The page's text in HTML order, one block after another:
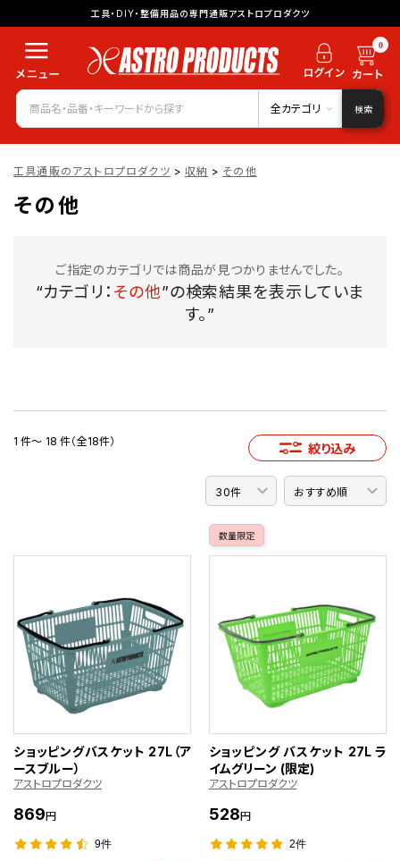
工具・DIY・整備用品の専門通販アストロプロダクツ
0
全カテゴリ 検索
工具通販のアストロプロダクツ > 収納 > その他
その他
ご指定のカテゴリでは商品が見つかりませんでした。
“カテゴリ： その他”の検索結果を表示していま
す。”
1 件～ 18 件（全18件） 絞り込み
ショッピングバスケット 27L（ア
ースブルー）
アストロプロダクツ
869円
9件
数量限定
ショッピング バスケット 27L ラ
イムグリーン (限定)
アストロプロダクツ
528円
2件